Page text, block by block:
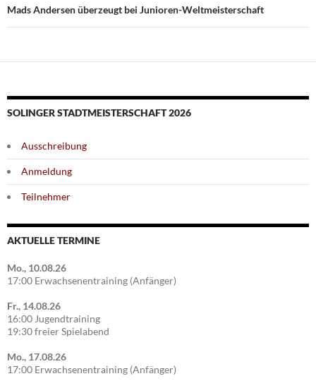
Mads Andersen überzeugt bei Junioren-Weltmeisterschaft
SOLINGER STADTMEISTERSCHAFT 2026
Ausschreibung
Anmeldung
Teilnehmer
AKTUELLE TERMINE
Mo., 10.08.26
17:00 Erwachsenentraining (Anfänger)
Fr., 14.08.26
16:00 Jugendtraining
19:30 freier Spielabend
Mo., 17.08.26
17:00 Erwachsenentraining (Anfänger)